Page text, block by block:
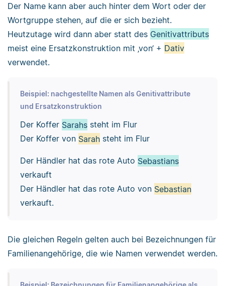
Der Name kann aber auch hinter dem Wort oder der
Wortgruppe stehen, auf die er sich bezieht.
Heutzutage wird dann aber statt des Genitivattributs
meist eine Ersatzkonstruktion mit ‚von‘ + Dativ
verwendet.
Beispiel: nachgestellte Namen als Genitivattribute
und Ersatzkonstruktion
Der Koffer Sarahssteht im Flur
Der Koffer von Sarahsteht im Flur
Der Händler hat das rote Auto Sebastians
verkauft
Der Händler hat das rote Auto von Sebastian
verkauft.
Die gleichen Regeln gelten auch bei Bezeichnungen für
Familienangehörige, die wie Namen verwendet werden.